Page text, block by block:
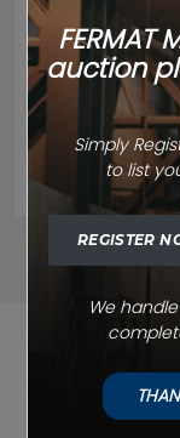
Centri di
FERMAT
auction
Simply
to list
REGISTER
We